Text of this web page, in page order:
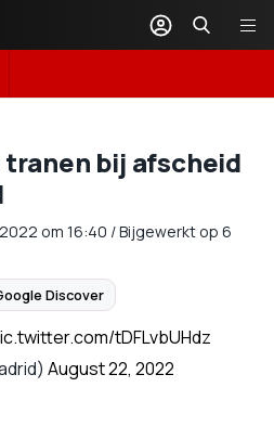
tranen bij afscheid
om 16:40 /Bijgewerkt op 6
Discover
tDFLvbUHdz
August 22, 2022